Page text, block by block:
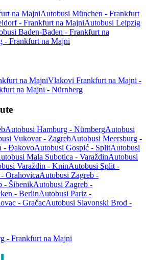
na MajniAutobusi München - Frankfurt
- Frankfurt na MajniAutobusi Leipzig
Baden-Baden - Frankfurt na
- Frankfurt na Majni
na MajniVlakovi Frankfurt na Majni -
na Majni - Nürnberg
Autobusi Hamburg - NürnbergAutobusi
Vukovar - ZagrebAutobusi Meersburg -
- ĐakovoAutobusi Gospić - SplitAutobusi
Mala Subotica - VaraždinAutobusi
Varaždin - KninAutobusi Split -
OrahovicaAutobusi Zagreb -
- ŠibenikAutobusi Zagreb -
- BerlinAutobusi Pariz -
- GračacAutobusi Slavonski Brod -
- Frankfurt na Majni